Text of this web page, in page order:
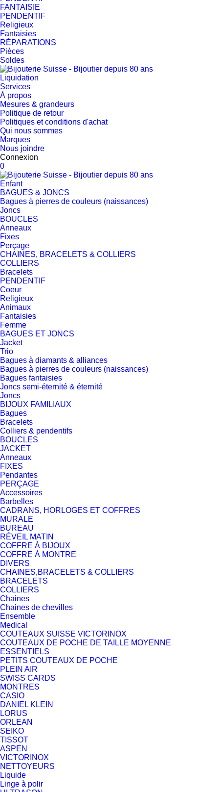
FANTAISIE
PENDENTIF
Religieux
Fantaisies
RÉPARATIONS
Pièces
Soldes
Liquidation
Services
À propos
Mesures & grandeurs
Politique de retour
Politiques et conditions d'achat
Qui nous sommes
Marques
Nous joindre
Connexion
0
Enfant
BAGUES & JONCS
Bagues à pierres de couleurs (naissances)
Joncs
BOUCLES
Anneaux
Fixes
Perçage
CHAINES, BRACELETS & COLLIERS
COLLIERS
Bracelets
PENDENTIF
Coeur
Religieux
Animaux
Fantaisies
Femme
BAGUES ET JONCS
Jacket
Trio
Bagues à diamants & alliances
Bagues à pierres de couleurs (naissances)
Bagues fantaisies
Joncs semi-éternité & éternité
Joncs
BIJOUX FAMILIAUX
Bagues
Bracelets
Colliers & pendentifs
BOUCLES
JACKET
Anneaux
FIXES
Pendantes
PERÇAGE
Accessoires
Barbelles
CADRANS, HORLOGES ET COFFRES
MURALE
BUREAU
RÉVEIL MATIN
COFFRE À BIJOUX
COFFRE À MONTRE
DIVERS
CHAINES,BRACELETS & COLLIERS
BRACELETS
COLLIERS
Chaines
Chaines de chevilles
Ensemble
Medical
COUTEAUX SUISSE VICTORINOX
COUTEAUX DE POCHE DE TAILLE MOYENNE
ESSENTIELS
PETITS COUTEAUX DE POCHE
PLEIN AIR
SWISS CARDS
MONTRES
CASIO
DANIEL KLEIN
LORUS
ORLEAN
SEIKO
TISSOT
ASPEN
VICTORINOX
NETTOYEURS
Liquide
Linge à polir